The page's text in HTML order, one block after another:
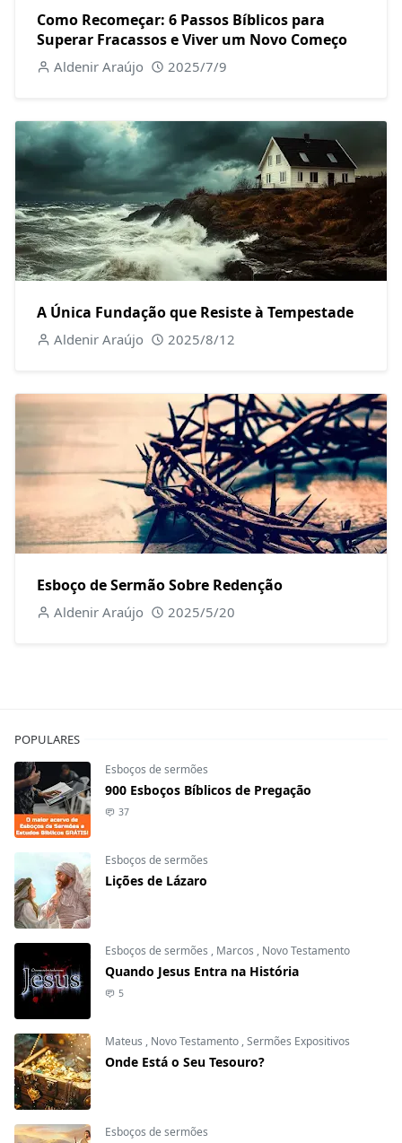
Como Recomeçar: 6 Passos Bíblicos para
Superar Fracassos e Viver um Novo Começo
Aldenir Araújo 2025/7/9
A Única Fundação que Resiste à Tempestade
Aldenir Araújo 2025/8/12
Esboço de Sermão Sobre Redenção
Aldenir Araújo 2025/5/20
POPULARES
Esboços de sermões
900 Esboços Bíblicos de Pregação
37
Esboços de sermões
Lições de Lázaro
Esboços de sermões , Marcos , Novo Testamento
Quando Jesus Entra na História
5
Mateus , Novo Testamento ,Sermões Expositivos
Onde Está o Seu Tesouro?
Esboços de sermões